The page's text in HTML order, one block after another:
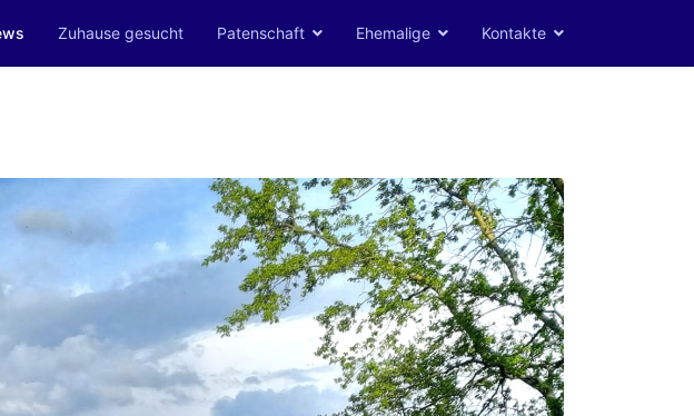
Zuhause gesucht Patenschaft Ehemalige Kontakte